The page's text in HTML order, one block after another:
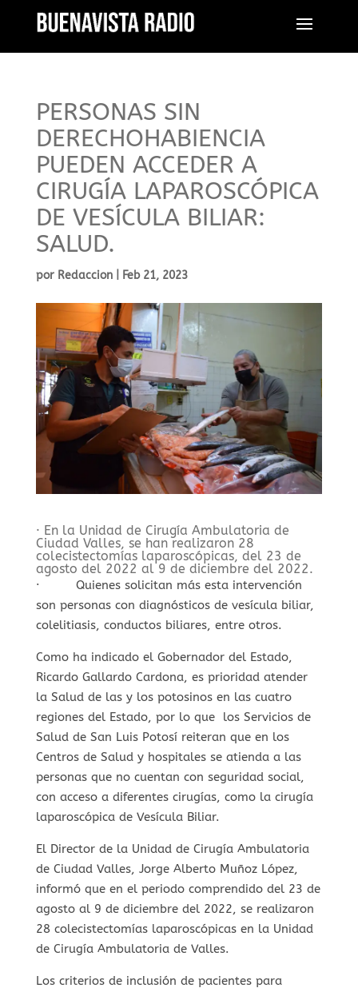
PERSONAS SIN
DERECHOHABIENCIA
PUEDEN ACCEDER A
CIRUGÍA LAPAROSCÓPICA
DE VESÍCULA BILIAR:
SALUD.
por Redaccion| Feb 21, 2023
· En la Unidad de Cirugía Ambulatoria de
Ciudad Valles, se han realizaron 28
colecistectomías laparoscópicas, del 23 de
agosto del 2022 al 9 de diciembre del 2022.
· Quienes solicitan más esta intervención
son personas con diagnósticos de vesícula biliar,
colelitiasis, conductos biliares, entre otros.
Como ha indicado el Gobernador del Estado,
Ricardo Gallardo Cardona, es prioridad atender
la Salud de las y los potosinos en las cuatro
regiones del Estado, por lo que los Servicios de
Salud de San Luis Potosí reiteran que en los
Centros de Salud y hospitales se atienda a las
personas que no cuentan con seguridad social,
con acceso a diferentes cirugías, como la cirugía
laparoscópica de Vesícula Biliar.
El Director de la Unidad de Cirugía Ambulatoria
de Ciudad Valles, Jorge Alberto Muñoz López,
informó que en el periodo comprendido del 23 de
agosto al 9 de diciembre del 2022, se realizaron
28 colecistectomías laparoscópicas en la Unidad
de Cirugía Ambulatoria de Valles.
Los criterios de inclusión de pacientes para